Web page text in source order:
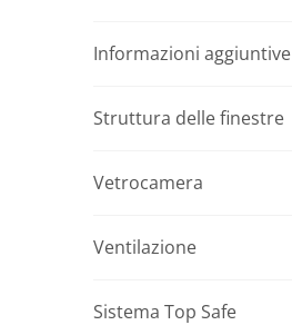
Informazioni aggiuntive
Struttura delle finestre
Vetrocamera
Ventilazione
Sistema Top Safe